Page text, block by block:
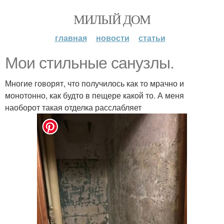
МИЛЫЙ ДОМ
главная новости статьи
Мои стильные санузлы.
Многие говорят, что получилось как то мрачно и
монотонно, как будто в пещере какой то. А меня
наоборот такая отделка расслабляет